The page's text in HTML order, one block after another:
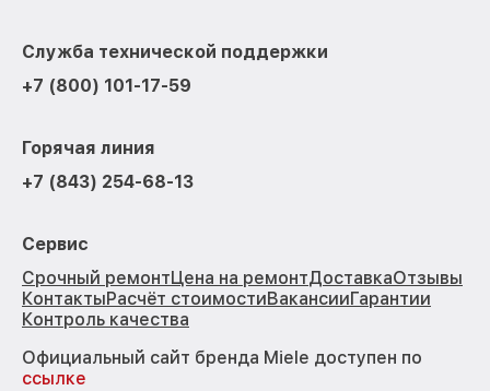
Служба технической поддержки
+7 (800) 101-17-59
Горячая линия
+7 (843) 254-68-13
Сервис
Срочный ремонтЦена на ремонтДоставкаОтзывы
КонтактыРасчёт стоимостиВакансииГарантии
Контроль качества
Официальный сайт бренда Miele доступен по
ссылке